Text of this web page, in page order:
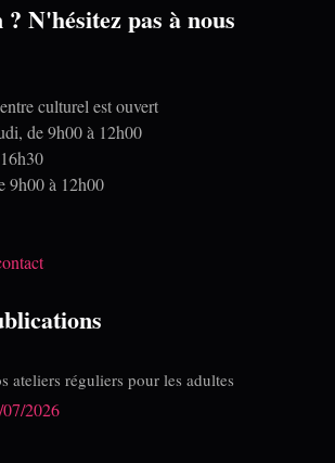
N'hésitez pas à nous
culturel est ouvert
de 9h00 à 12h00
9h00 à 12h00
ateliers réguliers pour les adultes
2026